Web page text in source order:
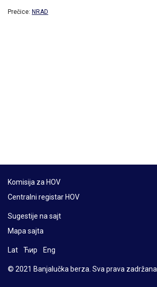
Prečice: NRAD
Komisija za HOV
Centralni registar HOV
Sugestije na sajt
Mapa sajta
Lat Ћир Eng
© 2021 Banjalučka berza. Sva prava zadržana.